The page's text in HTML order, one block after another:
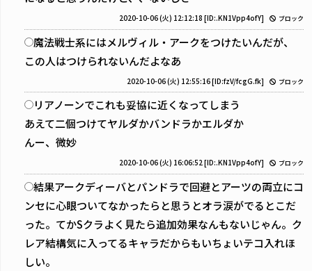
2020-10-06 (火) 12:12:18 [ID:.KN1Vpp4ofY] ブロック
魔法戦士系にはメルヴィル・アークをつけたいんだが、
この人はつけられないんだよなあ
2020-10-06 (火) 12:55:16[ID:fzV/fcgG.fk] ブロック
リアノーンでこれも妥協に近くなってしまう
あえて二個つけてヤルダかバンドラかエルダか
んー、微妙
2020-10-06 (火) 16:06:52[ID:.KN1Vpp4ofY] ブロック
結果アークディーバとパンドラで回避とアーツの両立にコ
ンセに心眼ついてなかったらと思うとオラ涙がでるとこだ
った。てかSクラよく見たら追加効果なんもないじゃん。ク
レア結構気に入ってるキャラだからもいちょいテコ入れほ
しい。